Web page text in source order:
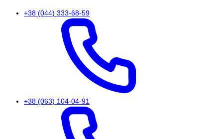
+38 (044) 333-68-59
+38 (063) 104-04-91